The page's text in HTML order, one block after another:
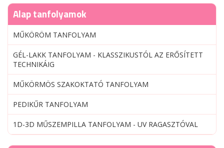
Alap tanfolyamok
MŰKÖRÖM TANFOLYAM
GÉL-LAKK TANFOLYAM - KLASSZIKUSTÓL AZ ERŐSÍTETT
TECHNIKÁIG
MŰKÖRMÖS SZAKOKTATÓ TANFOLYAM
PEDIKŰR TANFOLYAM
1D-3D MŰSZEMPILLA TANFOLYAM - UV RAGASZTÓVAL